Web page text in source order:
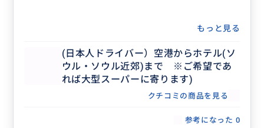
もっと見る
(日本人ドライバー）空港からホテル(ソ
ウル・ソウル近郊)まで ※ご希望であ
れば大型スーパーに寄ります)
クチコミの商品を見る
参考になった 0